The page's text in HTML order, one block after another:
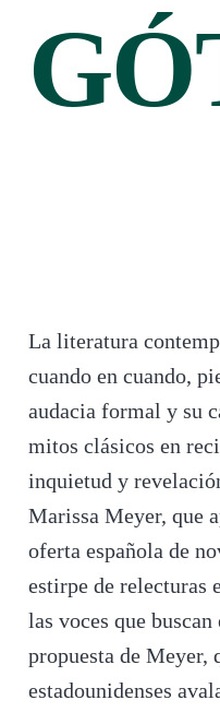
La literatura
cuando en cuando,
audacia formal y su
mitos clásicos en
inquietud y
Marissa Meyer, que
oferta española de
estirpe de relecturas
las voces que
propuesta de Meyer,
estadounidenses